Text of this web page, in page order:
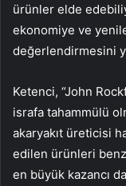
ürünler elde
ekonomiye ve
değerlendirmesini
Ketenci, “John
israfa tahammülü
akaryakıt üreticisi
edilen ürünleri
en büyük kazancı